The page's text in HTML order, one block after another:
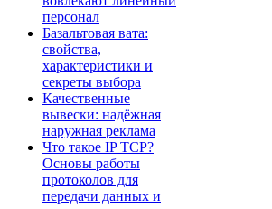
персонал
Базальтовая вата:
свойства,
характеристики и
секреты выбора
Качественные
вывески: надёжная
наружная реклама
Что такое IP TCP?
Основы работы
протоколов для
передачи данных и